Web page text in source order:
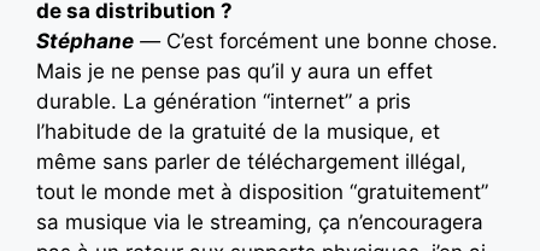
de sa distribution ?
Stéphane —C’est forcément une bonne chose.
Mais je ne pense pas qu’il y aura un effet
durable. La génération “internet” a pris
l’habitude de la gratuité de la musique, et
même sans parler de téléchargement illégal,
tout le monde met à disposition “gratuitement”
sa musique via le streaming, ça n’encouragera